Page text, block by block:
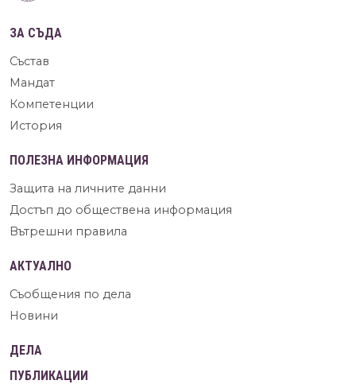
ЗА СЪДА
Състав
Мандат
Компетенции
История
ПОЛЕЗНА ИНФОРМАЦИЯ
Защита на личните данни
Достъп до обществена информация
Вътрешни правила
АКТУАЛНО
Съобщения по дела
Новини
ДЕЛА
ПУБЛИКАЦИИ